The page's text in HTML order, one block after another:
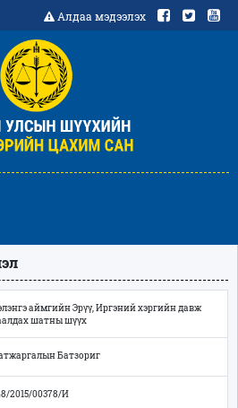
Алдаа мэдээлэх
аймгийн Эрүү, Иргэний хэргийн давж
шатны шүүх
Батзориг
2015/00378/И